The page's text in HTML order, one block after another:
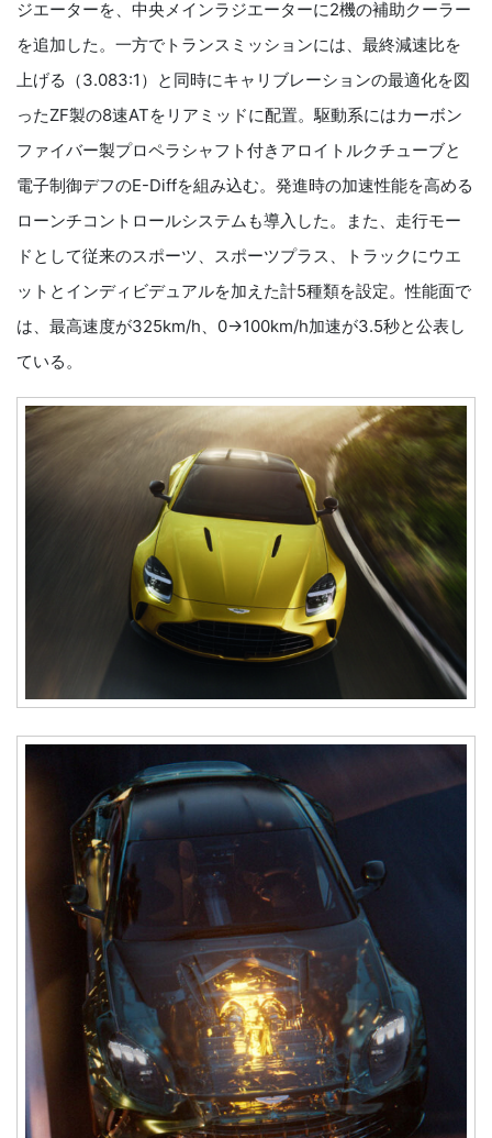
ジエーターを、中央メインラジエーターに2機の補助クーラー
を追加した。一方でトランスミッションには、最終減速比を
上げる（3.083:1）と同時にキャリブレーションの最適化を図
ったZF製の8速ATをリアミッドに配置。駆動系にはカーボン
ファイバー製プロペラシャフト付きアロイトルクチューブと
電子制御デフのE-Diffを組み込む。発進時の加速性能を高める
ローンチコントロールシステムも導入した。また、走行モー
ドとして従来のスポーツ、スポーツプラス、トラックにウエ
ットとインディビデュアルを加えた計5種類を設定。性能面で
は、最高速度が325km/h、0→100km/h加速が3.5秒と公表し
ている。